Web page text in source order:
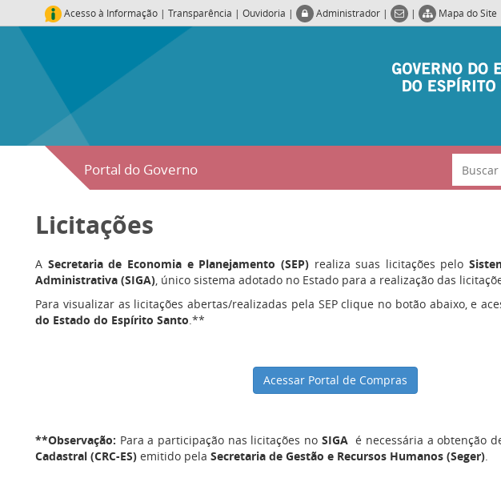
Acesso à Informação | Transparência | Ouvidoria | Administrador | | Mapa do Site
Portal do Governo
Licitações
A Secretaria de Economia e Planejamento (SEP)realiza suas licitações pelo
Administrativa (SIGA), único sistema adotado no Estado para a realização das
Para visualizar as licitações abertas/realizadas pela SEP clique no botão abaixo, e
do Estado do Espírito Santo.**
Acessar Portal de Compras
**Observação: Para a participação nas licitações no SIGA é necessária a obtenção
Cadastral (CRC-ES) emitido pela Secretaria de Gestão e Recursos Humanos (Seger).